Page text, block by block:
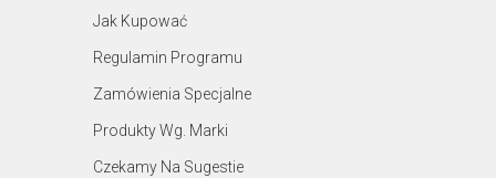
Jak Kupować
Regulamin Programu
Zamówienia Specjalne
Produkty Wg. Marki
Czekamy Na Sugestie